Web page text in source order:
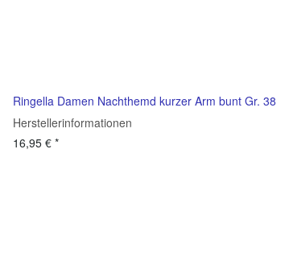
Ringella Damen Nachthemd kurzer Arm bunt Gr. 38
Herstellerinformationen
16,95 € *